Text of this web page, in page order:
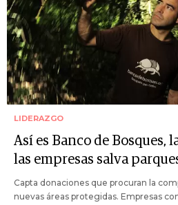
LIDERAZGO
Así es Banco de Bosques,
las empresas salva
Capta donaciones que procuran la
nuevas áreas protegidas. Empresas